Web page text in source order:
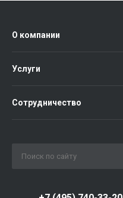
О компании
Услуги
Сотрудничество